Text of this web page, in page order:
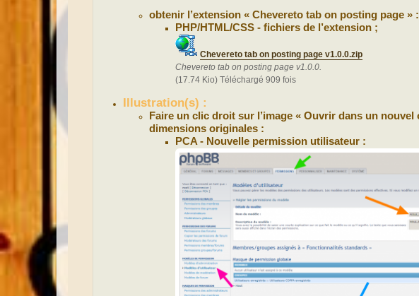
obtenir l’extension « Chevereto tab on posting page » :
PHP/HTML/CSS - fichiers de l’extension ;
Chevereto tab on posting page v1.0.0.zip
Chevereto tab on posting page v1.0.0.
(17.74 Kio) Téléchargé 909 fois
Illustration(s) :
Faire un clic droit sur l’image « Ouvrir dans un
dimensions originales :
PCA - Nouvelle permission utilisateur :